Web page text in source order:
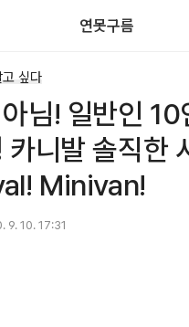
연못구름
싶다
님! 일반인 10
카니발 솔직한
Minivan!
9. 10. 17:31